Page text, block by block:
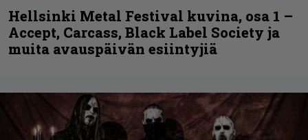
Hellsinki Metal Festival kuvina, osa 1 –
Accept, Carcass, Black Label Society ja
muita avauspäivän esiintyjiä